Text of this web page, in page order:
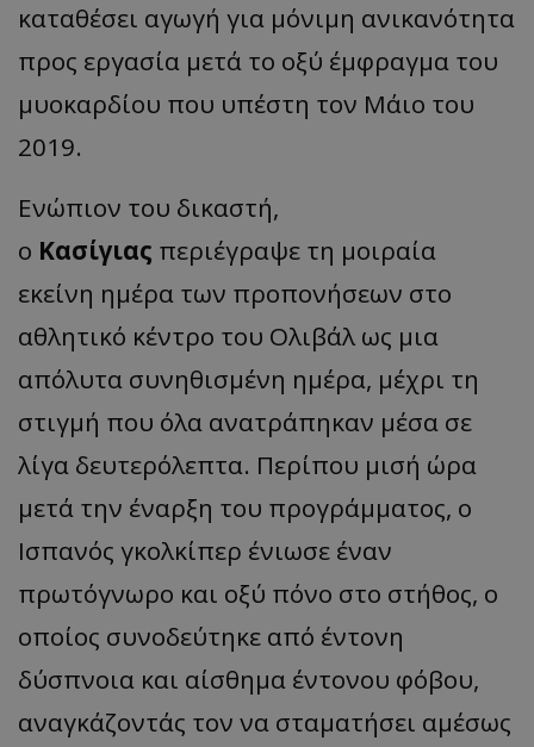
καταθέσει αγωγή για μόνιμη ανικανότητα
προς εργασία μετά το οξύ έμφραγμα του
μυοκαρδίου που υπέστη τον Μάιο του
2019.
Ενώπιον του δικαστή,
ο Κασίγιας περιέγραψε τη μοιραία
εκείνη ημέρα των προπονήσεων στο
αθλητικό κέντρο του Ολιβάλ ως μια
απόλυτα συνηθισμένη ημέρα, μέχρι τη
στιγμή που όλα ανατράπηκαν μέσα σε
λίγα δευτερόλεπτα. Περίπου μισή ώρα
μετά την έναρξη του προγράμματος, ο
Ισπανός γκολκίπερ ένιωσε έναν
πρωτόγνωρο και οξύ πόνο στο στήθος, ο
οποίος συνοδεύτηκε από έντονη
δύσπνοια και αίσθημα έντονου φόβου,
αναγκάζοντάς τον να σταματήσει αμέσως